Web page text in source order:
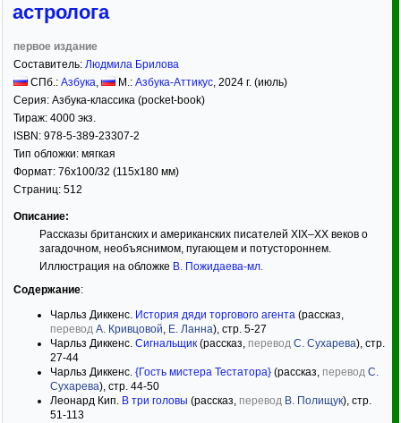
астролога
первое издание
Составитель: Людмила Брилова
СПб.: Азбука, М.: Азбука-Аттикус, 2024 г. (июль)
Серия: Азбука-классика (pocket-book)
Тираж: 4000 экз.
ISBN: 978-5-389-23307-2
Тип обложки: мягкая
Формат: 76x100/32 (115x180 мм)
Страниц: 512
Описание:
Рассказы британских и американских писателей XIX–XX веков о
загадочном, необъяснимом, пугающем и потустороннем.
Иллюстрация на обложке В. Пожидаева-мл.
Содержание:
Чарльз Диккенс. История дяди торгового агента (рассказ,
перевод А. Кривцовой, Е. Ланна), стр. 5-27
Чарльз Диккенс. Сигнальщик (рассказ, перевод С. Сухарева), стр.
27-44
Чарльз Диккенс. {Гость мистера Тестатора} (рассказ, перевод С.
Сухарева), стр. 44-50
Леонард Кип. В три головы (рассказ, перевод В. Полищук), стр.
51-113